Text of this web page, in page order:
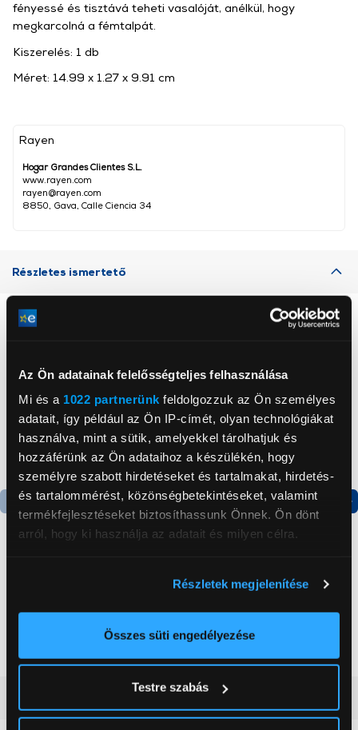
Az Ön adatainak felelősségteljes felhasználása
Mi és a 1022 partnerünk feldolgozzuk az Ön személyes
adatait, így például az Ön IP-címét, olyan technológiákat
használva, mint a sütik, amelyekkel tárolhatjuk és
hozzáférünk az Ön adataihoz a készülékén, hogy
személyre szabott hirdetéseket és tartalmakat, hirdetés-
és tartalommérést, közönségbetekintéseket, valamint
termékfejlesztéseket biztosíthassunk Önnek. Ön dönt
arról, hogy ki használja az adatait és milyen célra.
elhelyezkedéséről pár méteres pontossággal
Az Ön készülékén beazonosítása annak konkrét
módjairól és adja meg preferenciáit aRészletek
pontban. Bármikor módosíthatja vagy visszavonhatja a
Részletek megjelenítése
Összes süti engedélyezése
Testre szabás
Rayen
Hogar Grandes Clientes S.L.
www.rayen.com
rayen@rayen.com
8850, Gava, Calle Ciencia 34
fényessé és tisztává teheti vasalóját, anélkül, hogy
megkarcolná a fémtalpát.
Kiszerelés: 1 db
Méret: ‎14.99 x 1.27 x 9.91 cm
Részletes ismertető
89 999 Ft
Electrolux E7US1-4MN
Gőzállomás
44 999 Ft